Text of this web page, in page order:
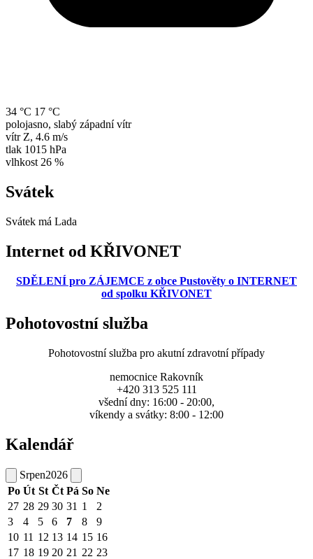
34 °C 17 °C
polojasno, slabý západní vítr
vítr Z, 4.6 m/s
tlak 1015 hPa
vlhkost 26 %
Svátek
Svátek má Lada
Internet od KŘIVONET
SDĚLENÍ pro ZÁJEMCE z obce Pustověty o INTERNET
od spolku KŘIVONET
Pohotovostní služba
Pohotovostní služba pro akutní zdravotní případy
nemocnice Rakovník
+420 313 525 111
všední dny: 16:00 - 20:00,
víkendy a svátky: 8:00 - 12:00
Kalendář
Srpen2026
Po Út St Čt Pá So Ne
27 28 29 30 31 1
2
3
4 5 6 7 8
9
10 11 12 13 14 15 16
17 18 19 20 21 22 23